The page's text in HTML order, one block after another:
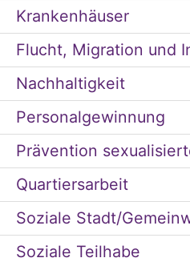
Krankenhäuser
Flucht, Migration und
Nachhaltigkeit
Personalgewinnung
Prävention
Quartiersarbeit
Soziale Stadt/
Soziale Teilhabe